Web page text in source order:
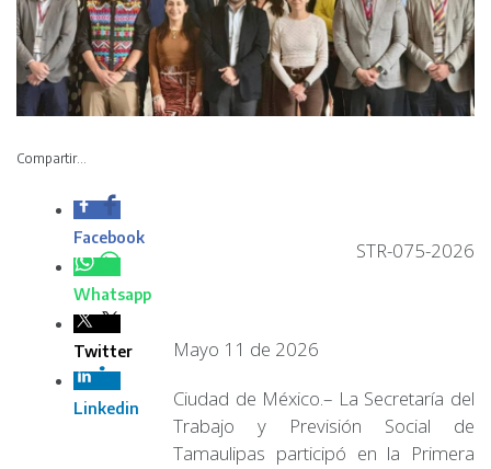
STR-075-2026
Mayo 11 de 2026
Ciudad de México.– La Secretaría del Trabajo y Previsión
Social de Tamaulipas participó en la Primera Sesión
Ordinaria de la Comisión Nacional de Secretarios del